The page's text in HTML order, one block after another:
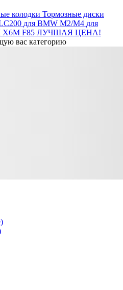
колодки Тормозные диски
для BMW M2/M4 для
X6M F85 ЛУЧШАЯ ЦЕНА!
вас категорию